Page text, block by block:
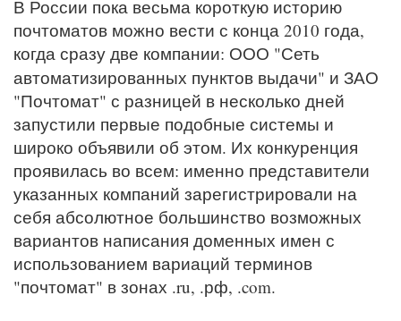
В России пока весьма короткую историю
почтоматов можно вести с конца 2010 года,
когда сразу две компании: ООО "Сеть
автоматизированных пунктов выдачи" и ЗАО
"Почтомат" с разницей в несколько дней
запустили первые подобные системы и
широко объявили об этом. Их конкуренция
проявилась во всем: именно представители
указанных компаний зарегистрировали на
себя абсолютное большинство возможных
вариантов написания доменных имен с
использованием вариаций терминов
"почтомат" в зонах .ru, .рф, .com.